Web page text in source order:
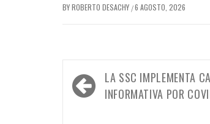
BYROBERTO DESACHY /6 AGOSTO, 2026
Navegación
de
LA SSC IMPLEMENTA
INFORMATIVA POR